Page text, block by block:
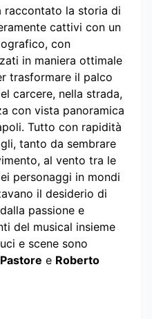
raccontato la storia di
cattivi con un
con
in maniera ottimale
trasformare il palco
carcere, nella strada,
con vista panoramica
Tutto con rapidità
tanto da sembrare
al vento tra le
personaggi in mondi
il desiderio di
passione e
del musical insieme
e scene sono
e Roberto